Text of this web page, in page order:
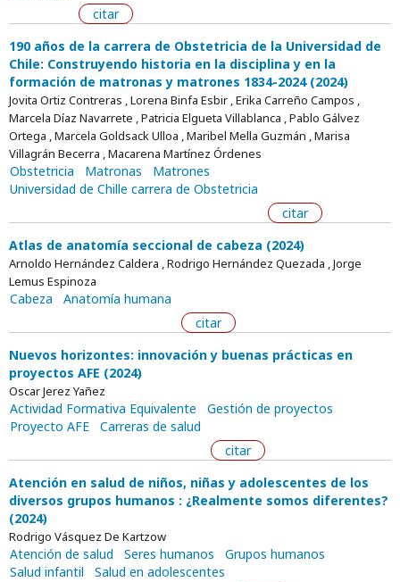
citar
190 años de la carrera de Obstetricia de la Universidad de
Chile: Construyendo historia en la disciplina y en la
formación de matronas y matrones 1834-2024 (2024)
Jovita Ortiz Contreras , Lorena Binfa Esbir , Erika Carreño Campos ,
Marcela Díaz Navarrete , Patricia Elgueta Villablanca , Pablo Gálvez
Ortega , Marcela Goldsack Ulloa , Maribel Mella Guzmán , Marisa
Villagrán Becerra , Macarena Martínez Órdenes
Obstetricia Matronas
Matrones
Universidad de Chille carrera de Obstetricia
citar
Atlas de anatomía seccional de cabeza (2024)
Arnoldo Hernández Caldera , Rodrigo Hernández Quezada , Jorge
Lemus Espinoza
Cabeza
Anatomía humana
citar
Nuevos horizontes: innovación y buenas prácticas en
proyectos AFE (2024)
Oscar Jerez Yañez
Actividad Formativa Equivalente
Gestión de proyectos
Proyecto AFE
Carreras de salud
citar
Atención en salud de niños, niñas y adolescentes de los
diversos grupos humanos : ¿Realmente somos diferentes?
(2024)
Rodrigo Vásquez De Kartzow
Atención de salud Seres humanos
Grupos humanos
Salud infantil
Salud en adolescentes